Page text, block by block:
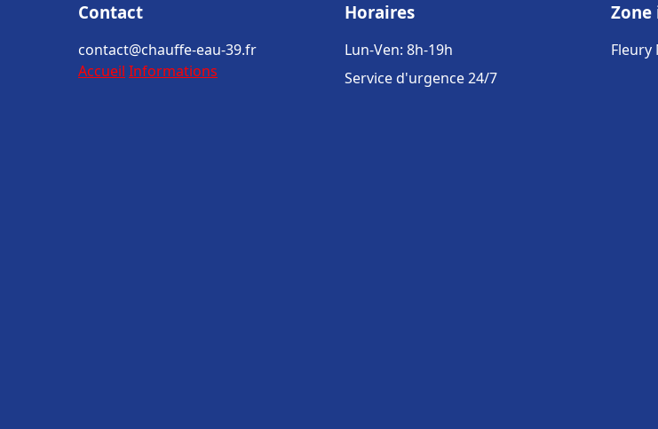
Contact
contact@chauffe-eau-39.fr
Accueil Informations
Horaires
Lun-Ven: 8h-19h
Service d'urgence 24/7
Fleury